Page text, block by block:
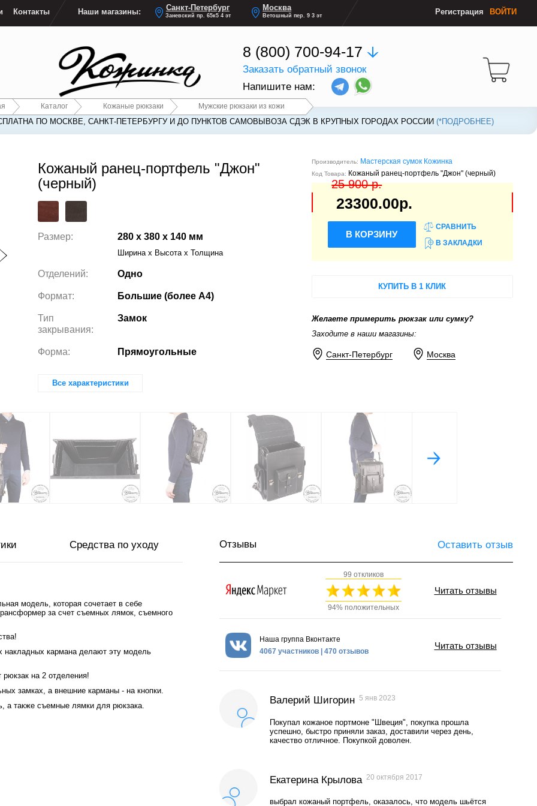
Контакты Наши магазины: Санкт-Петербург
Заневский пр. 65к5 4 эт
Москва
Ветошный пер. 9 3 эт Регистрация ВОЙТИ
8 (800) 700-94-17
Заказать обратный звонок
Напишите нам:
Каталог Кожаные рюкзаки Мужские рюкзаки из кожи
ПО МОСКВЕ, САНКТ-ПЕТЕРБУРГУ И ДО ПУНКТОВ САМОВЫВОЗА СДЭК В КРУПНЫХ ГОРОДАХ РОССИИ (*ПОДРОБНЕЕ)
ПО МОСКВЕ, САНКТ-ПЕТЕРБУРГУ И ДО ПУНКТОВ САМОВЫВОЗА СДЭК В КРУПНЫХ ГОРОДАХ РОССИИ (*ПОДРОБНЕЕ)
Кожаный ранец-портфель "Джон"
(черный)
Размер: 280 x 380 x 140 мм
Ширина x Высота x Толщина
Отделений: Одно
Формат: Большие (более А4)
Тип
закрывания:
Замок
Форма: Прямоугольные
Все характеристики
Производитель: Мастерская сумок Кожинка
Код Товара: Кожаный ранец-портфель "Джон" (черный)
25 900 р.
23300.00р.
В КОРЗИНУ
СРАВНИТЬ
В ЗАКЛАДКИ
КУПИТЬ В 1 КЛИК
Желаете примерить рюкзак или сумку?
Заходите в наши магазины:
Санкт-Петербург Москва
Средства по уходу
модель, которая сочетает в себе
за счет съемных лямок, съемного
кармана делают эту модель
рюкзак на 2 отделения!
замках, а внешние карманы - на кнопки.
а также съемные лямки для рюкзака.
Отзывы Оставить отзыв
99 откликов
94% положительных
Читать отзывы
Наша группа Вконтакте
4067 участников | 470 отзывов
Читать отзывы
Валерий Шигорин 5 янв 2023
Покупал кожаное портмоне "Швеция", покупка прошла
успешно, быстро приняли заказ, доставили через день,
качество отличное. Покупкой доволен.
Екатерина Крылова 20 октября 2017
выбрал кожаный портфель, оказалось, что модель шьётся